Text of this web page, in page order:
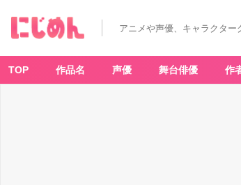
アニメや声優、キャラクター
TOP 作品名 声優 舞台俳優 作